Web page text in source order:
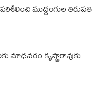
ముద్దంగుల తిరుపతి
మాధవరం కృష్ణారావుకు